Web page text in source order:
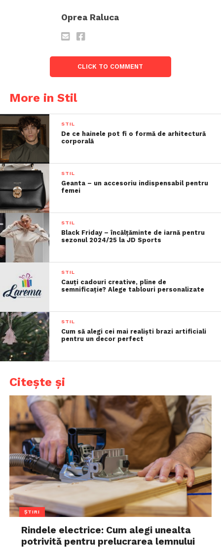
Oprea Raluca
CLICK TO COMMENT
More in Stil
STIL
De ce hainele pot fi o formă de arhitectură
corporală
STIL
Geanta – un accesoriu indispensabil pentru
femei
STIL
Black Friday – încălțăminte de iarnă pentru
sezonul 2024/25 la JD Sports
STIL
Cauți cadouri creative, pline de
semnificație? Alege tablouri personalizate
STIL
Cum să alegi cei mai realiști brazi artificiali
pentru un decor perfect
Citește și
ȘTIRI
Rindele electrice: Cum alegi unealta
potrivită pentru prelucrarea lemnului